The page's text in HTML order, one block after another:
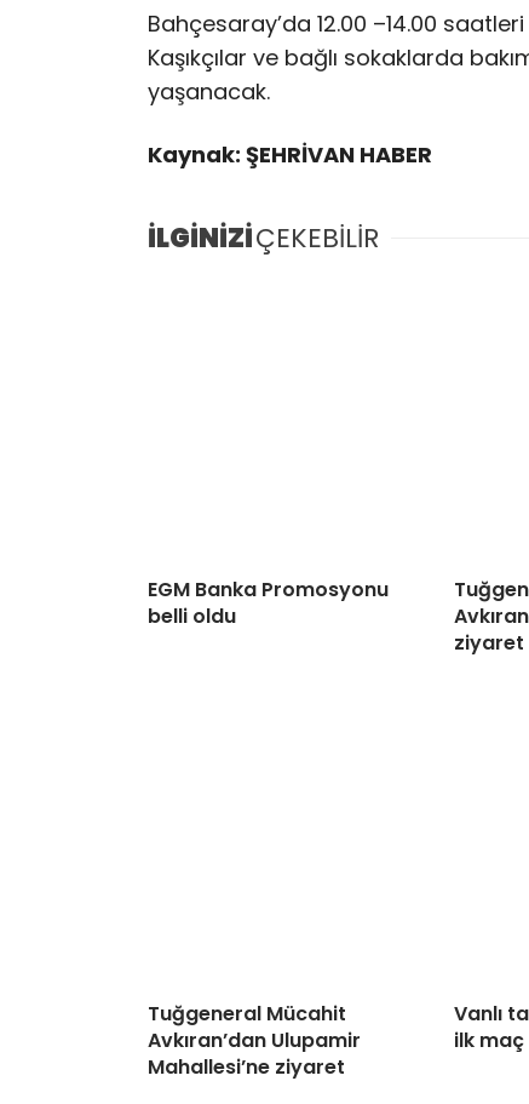
Bahçesaray’da 12.00 –14.00
Kaşıkçılar ve bağlı sokaklarda
yaşanacak.
Kaynak: ŞEHRİVAN HABER
İLGİNİZİÇEKEBİLİR
EGM Banka Promosyonu
belli oldu
ziyaret
Tuğgeneral Mücahit
Avkıran’dan Ulupamir
Mahallesi’ne ziyaret
Vanlı
ilk maç